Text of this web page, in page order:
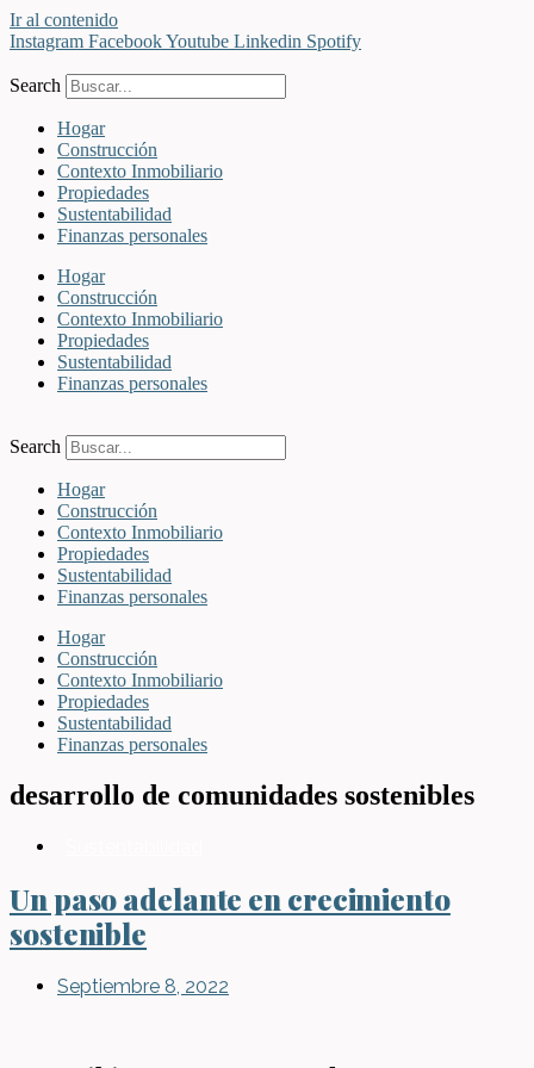
Ir al contenido
Instagram FacebookYoutube Linkedin Spotify
Search
Hogar
Construcción
Contexto Inmobiliario
Propiedades
Sustentabilidad
Finanzas personales
Hogar
Construcción
Contexto Inmobiliario
Propiedades
Sustentabilidad
Finanzas personales
Search
Hogar
Construcción
Contexto Inmobiliario
Propiedades
Sustentabilidad
Finanzas personales
Hogar
Construcción
Contexto Inmobiliario
Propiedades
Sustentabilidad
Finanzas personales
desarrollo de comunidades sostenibles
Un paso adelante en crecimiento
sostenible
Septiembre 8, 2022